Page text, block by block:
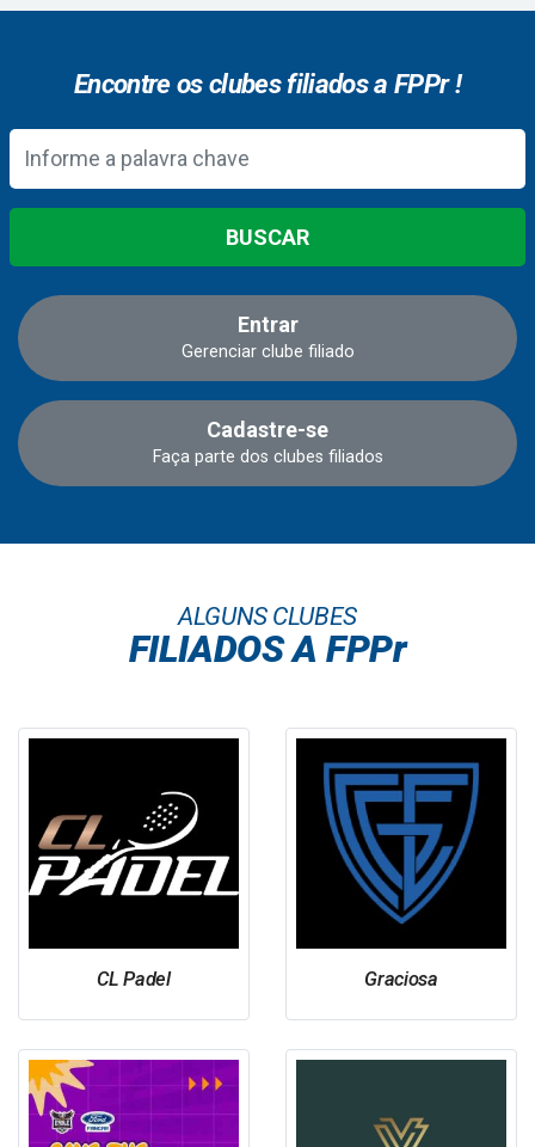
Encontre os clubes filiados a FPPr !
BUSCAR
Entrar
Gerenciar clube filiado
Cadastre-se
Faça parte dos clubes filiados
ALGUNS CLUBES
FILIADOS A FPPr
CL Padel Graciosa